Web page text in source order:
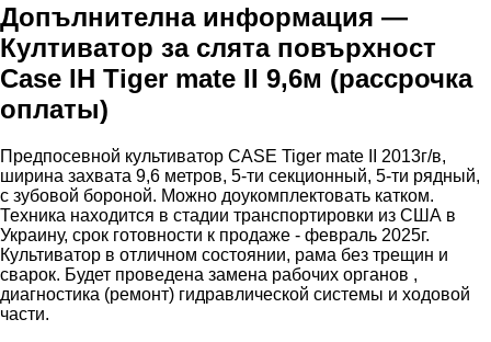
Допълнителна информация —
Култиватор за слята повърхност
Case IH Tiger mate II 9,6м (рассрочка
оплаты)
Предпосевной культиватор CASE Tiger mate II 2013г/в,
ширина захвата 9,6 метров, 5-ти секционный, 5-ти рядный,
с зубовой бороной. Можно доукомплектовать катком.
Техника находится в стадии транспортировки из США в
Украину, срок готовности к продаже - февраль 2025г.
Культиватор в отличном состоянии, рама без трещин и
сварок. Будет проведена замена рабочих органов ,
диагностика (ремонт) гидравлической системы и ходовой
части.